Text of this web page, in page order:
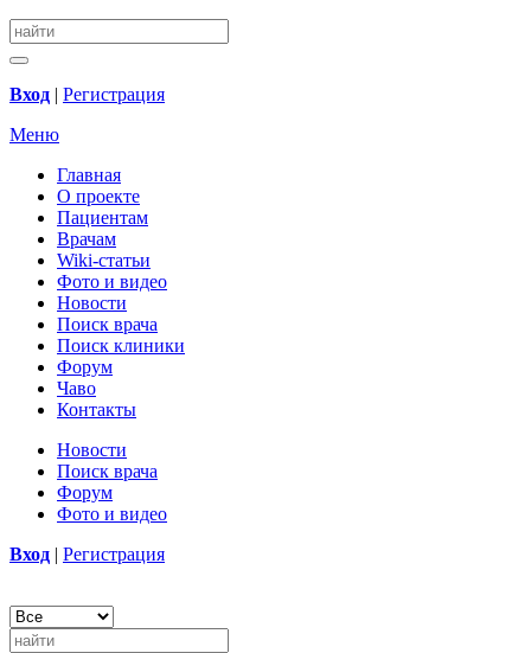
Вход | Регистрация
Меню
Главная
О проекте
Пациентам
Врачам
Wiki-статьи
Фото и видео
Новости
Поиск врача
Поиск клиники
Форум
Чаво
Контакты
Новости
Поиск врача
Форум
Фото и видео
Вход | Регистрация